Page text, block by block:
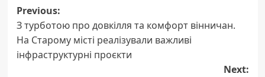
Post
navigation
Previous:
З турботою про довкілля та комфорт вінничан.
На Старому місті реалізували важливі
інфраструктурні проєкти
Next: